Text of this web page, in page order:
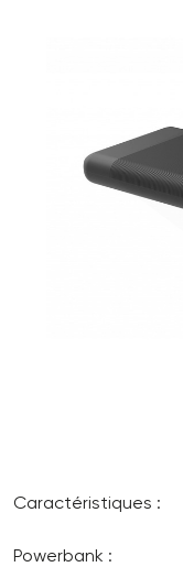
Caractéristiques :
Powerbank :